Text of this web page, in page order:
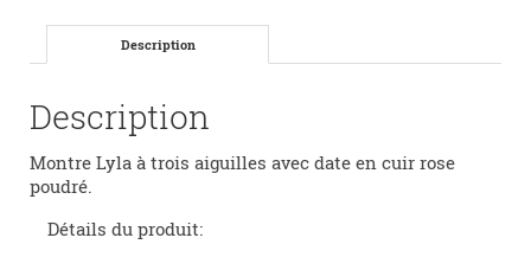
Description
Description
Montre Lyla à trois aiguilles avec date en cuir rose
poudré.
Détails du produit: